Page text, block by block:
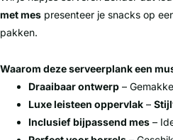
met mes presenteer je snacks op
pakken.
Waarom deze serveerplank een
Draaibaar ontwerp –
Luxe leisteen oppervlak –
Inclusief bijpassend mes –